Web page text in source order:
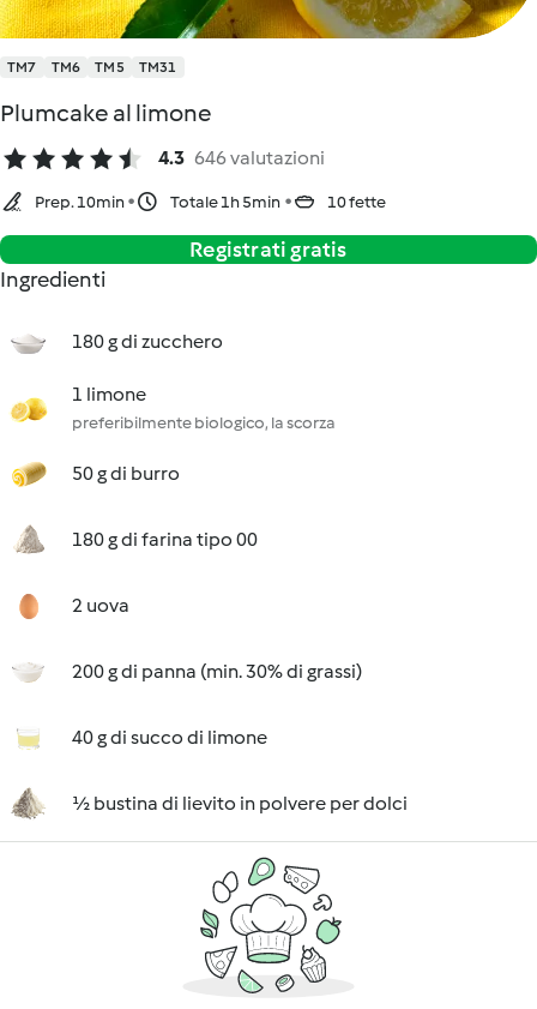
TM7 TM6 TM5 TM31
Plumcake al limone
4.3 646 valutazioni
Prep. 10min Totale 1h 5min 10 fette
Registrati gratis
Ingredienti
180 g di zucchero
1 limone
preferibilmente biologico, la scorza
50 g di burro
180 g di farina tipo 00
2 uova
200 g di panna (min. 30% di grassi)
40 g di succo di limone
½ bustina di lievito in polvere per dolci